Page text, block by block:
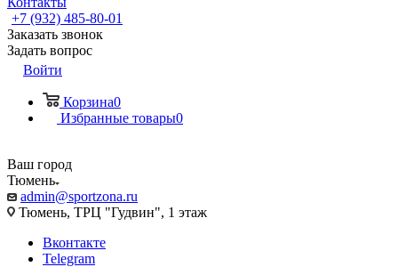
+7 (932) 485-80-01
Заказать звонок
Задать вопрос
Войти
Корзина0
Избранные товары0
Ваш город
Тюмень
admin@sportzona.ru
Тюмень, ТРЦ "Гудвин", 1 этаж
Вконтакте
Telegram